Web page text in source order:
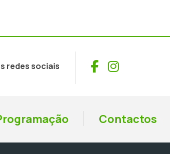
redes sociais Facebook
Instagram
Contactos